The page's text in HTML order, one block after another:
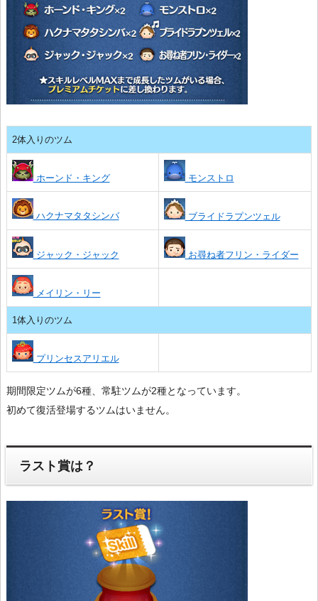
2体入りのツム
ホーンド・キング モンストロ
ハクナマタタシンバ ブライドラプンツェル
ジャック・ジャック お尋ね者フリン・ライダー
メイリン・リー
1体入りのツム
プリンセスアリエル
期間限定ツムが6種、常駐ツムが2種となっています。
初めて復活登場するツムはいません。
ラスト賞は？